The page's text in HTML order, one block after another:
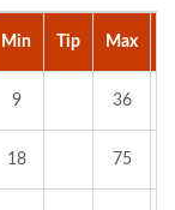
Min Tip Max
9 36
18 75